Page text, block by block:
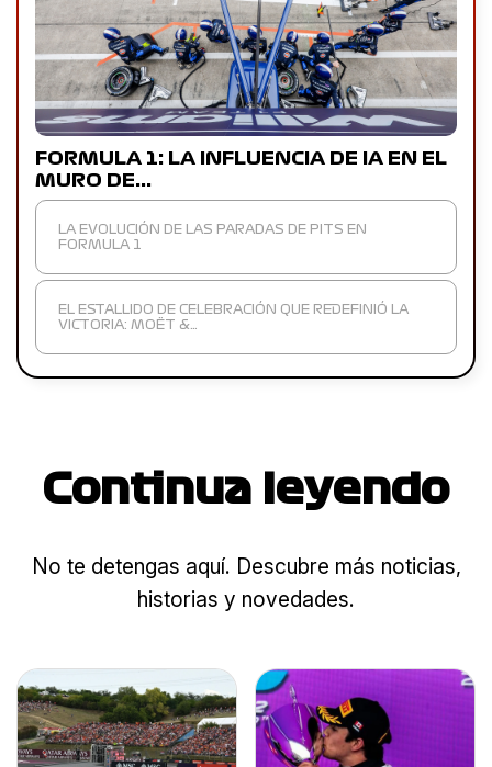
FORMULA 1: LA INFLUENCIA DE IA EN EL
MURO DE…
LA EVOLUCIÓN DE LAS PARADAS DE PITS EN
FORMULA 1
EL ESTALLIDO DE CELEBRACIÓN QUE REDEFINIÓ LA
VICTORIA: MOËT &…
Continua leyendo
No te detengas aquí. Descubre más noticias,
historias y novedades.